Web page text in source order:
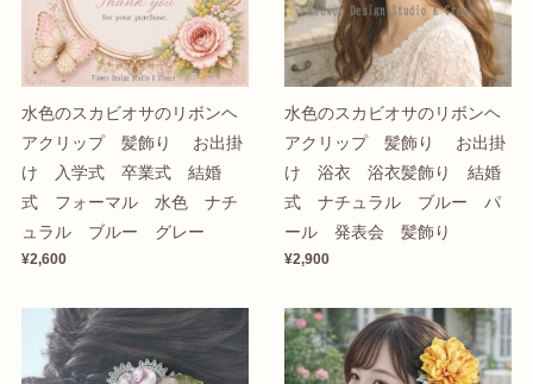
水色のスカビオサのリボンヘ
アクリップ 髪飾り お出掛
け 入学式 卒業式 結婚
式 フォーマル 水色 ナチ
ュラル ブルー グレー
¥2,600
水色のスカビオサのリボンヘ
アクリップ 髪飾り お出掛
け 浴衣 浴衣髪飾り 結婚
式 ナチュラル ブルー パ
ール 発表会 髪飾り
¥2,900